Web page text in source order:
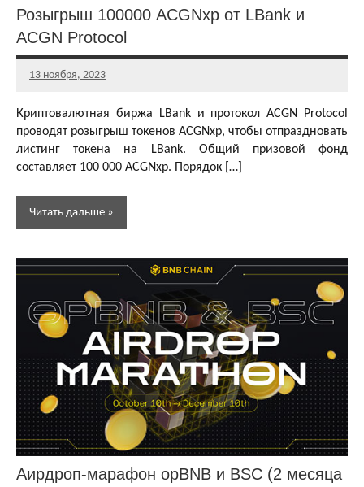
NFT
токенов
Аирдропы и
раздачи
Бесплатная
криптовалюта
Розыгрыш 100000 ACGNxp от LBank и
ACGN Protocol
13 ноября, 2023
Главный
Криптовалютная биржа LBank и протокол ACGN Protocol
проводят розыгрыш токенов ACGNxp, чтобы отпраздновать
листинг токена на LBank. Общий призовой фонд
составляет 100 000 ACGNxp. Порядок […]
Читать дальше
Аирдропы
GameFi и
Play-To-
Earn
Аирдропы
и раздачи
NFT
токенов
Аирдропы и
криптовалют
Аирдроп-марафон opBNB и BSC (2 месяца